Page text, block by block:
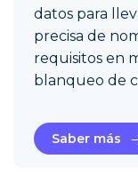
datos para
precisa de
requisitos en
blanqueo de
Saber más